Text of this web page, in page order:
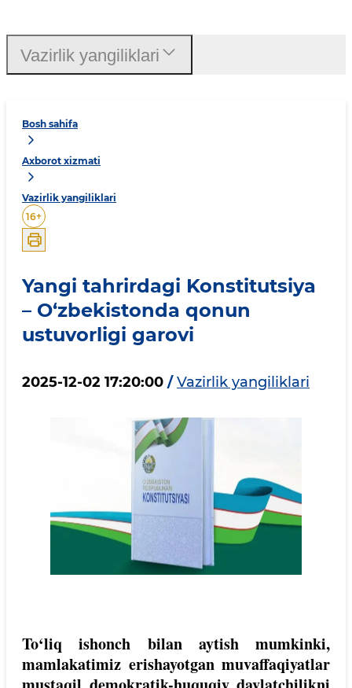
Bosh sahifa
Axborot xizmati
Vazirlik yangiliklari
16+
Yangi tahrirdagi Konstitutsiya
– O‘zbekistonda qonun
ustuvorligi garovi
2025-12-02 17:20:00 / Vazirlik yangiliklari
To‘liq ishonch bilan aytish mumkinki,
mamlakatimiz erishayotgan muvaffaqiyatlar
Vazirlik yangiliklari